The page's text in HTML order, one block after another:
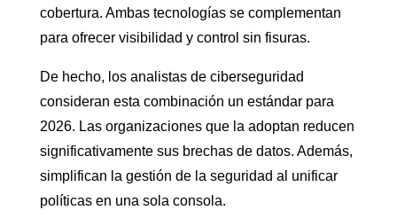
cobertura. Ambas tecnologías se complementan
para ofrecer visibilidad y control sin fisuras.
De hecho, los analistas de ciberseguridad
consideran esta combinación un estándar para
2026. Las organizaciones que la adoptan reducen
significativamente sus brechas de datos. Además,
simplifican la gestión de la seguridad al unificar
políticas en una sola consola.